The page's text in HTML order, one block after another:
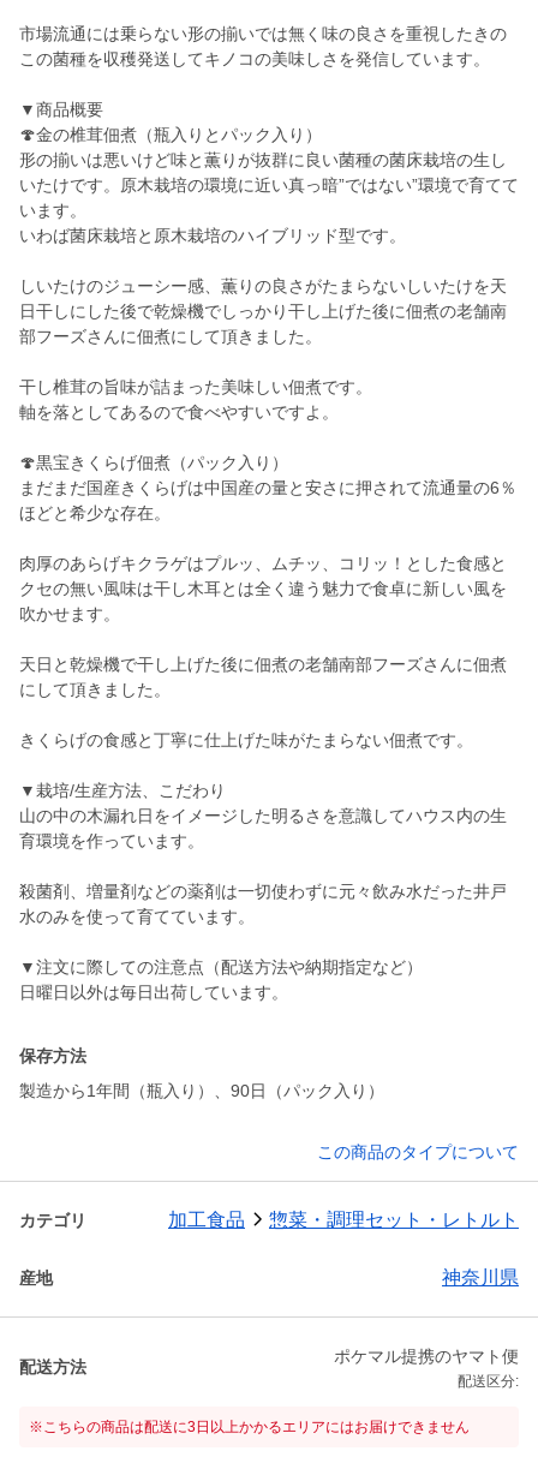
市場流通には乗らない形の揃いでは無く味の良さを重視したきの
この菌種を収穫発送してキノコの美味しさを発信しています。
▼商品概要
🍄金の椎茸佃煮（瓶入りとパック入り）
形の揃いは悪いけど味と薫りが抜群に良い菌種の菌床栽培の生し
いたけです。原木栽培の環境に近い真っ暗”ではない”環境で育てて
います。
いわば菌床栽培と原木栽培のハイブリッド型です。
しいたけのジューシー感、薫りの良さがたまらないしいたけを天
日干しにした後で乾燥機でしっかり干し上げた後に佃煮の老舗南
部フーズさんに佃煮にして頂きました。
干し椎茸の旨味が詰まった美味しい佃煮です。
軸を落としてあるので食べやすいですよ。
🍄黒宝きくらげ佃煮（パック入り）
まだまだ国産きくらげは中国産の量と安さに押されて流通量の6％
ほどと希少な存在。
肉厚のあらげキクラゲはプルッ、ムチッ、コリッ！とした食感と
クセの無い風味は干し木耳とは全く違う魅力で食卓に新しい風を
吹かせます。
天日と乾燥機で干し上げた後に佃煮の老舗南部フーズさんに佃煮
にして頂きました。
きくらげの食感と丁寧に仕上げた味がたまらない佃煮です。
▼栽培/生産方法、こだわり
山の中の木漏れ日をイメージした明るさを意識してハウス内の生
育環境を作っています。
殺菌剤、増量剤などの薬剤は一切使わずに元々飲み水だった井戸
水のみを使って育てています。
▼注文に際しての注意点（配送方法や納期指定など）
日曜日以外は毎日出荷しています。
保存方法
製造から1年間（瓶入り）、90日（パック入り）
この商品のタイプについて
カテゴリ 加工食品 惣菜・調理セット・レトルト
産地 神奈川県
配送方法
ポケマル提携のヤマト便
配送区分:
※こちらの商品は配送に3日以上かかるエリアにはお届けできません